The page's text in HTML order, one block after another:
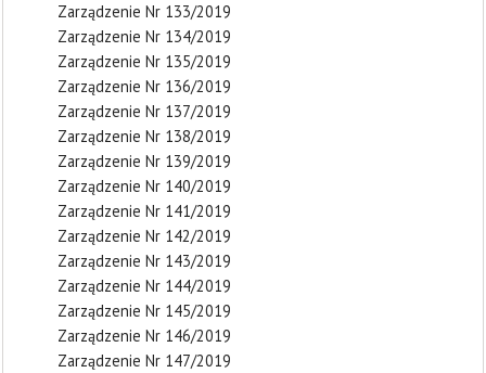
Zarządzenie Nr 133/2019
Zarządzenie Nr 134/2019
Zarządzenie Nr 135/2019
Zarządzenie Nr 136/2019
Zarządzenie Nr 137/2019
Zarządzenie Nr 138/2019
Zarządzenie Nr 139/2019
Zarządzenie Nr 140/2019
Zarządzenie Nr 141/2019
Zarządzenie Nr 142/2019
Zarządzenie Nr 143/2019
Zarządzenie Nr 144/2019
Zarządzenie Nr 145/2019
Zarządzenie Nr 146/2019
Zarządzenie Nr 147/2019